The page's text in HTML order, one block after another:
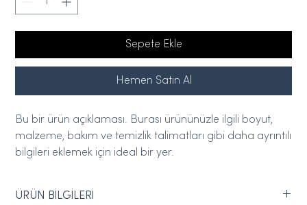
Sepete Ekle
Hemen Satın Al
Bu bir ürün açıklaması. Burası ürününüzle ilgili boyut,
malzeme, bakım ve temizlik talimatları gibi daha ayrıntılı
bilgileri eklemek için ideal bir yer.
ÜRÜN BİLGİLERİ